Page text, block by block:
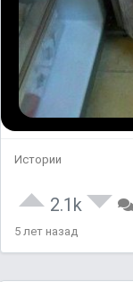
Истории
2.1k
5 лет назад